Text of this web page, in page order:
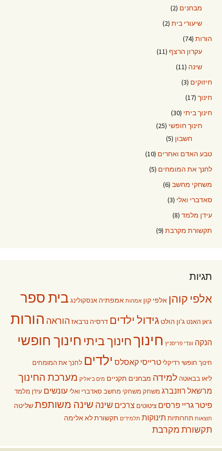
מבחנים (2)
שיעורי בית (2)
הורות (74)
עקרון הרצף (11)
שינה (11)
חיזוקים (3)
חינוך (17)
חינוך ביתי (30)
חינוך חופשי (25)
חשבון (5)
טבע האדם ואחרים (10)
לחנך את המומחים (5)
משחקי מחשב (6)
סאדברי ואלי (3)
עידן מלמד (8)
תקשורת מקרבת (9)
תגיות
אלפי קוהן אלפי קון אמהות אמפתיה אנסקולינג בית ספר
ג'אן האנט ג'ון הולט גידול ילדים דרסיה נרבאז הוראה הורות
הנקה וונדי פריסניץ חינוךחינוך ביתי חינוך חופשי
חינוך חופשי רדיקלי טרייסי קאסלס ילדים לחנך את המומחים
ליאו בבאוטה למידה מבחנים תקניים מים ביאליק מערכת החינוך
מרשאל רוזנברג משחק משחקי מחשב סאדברי ואלי עונשים עידן מלמד
פיטר גריי פרסים ציטוטים צרכים שינה שינה משותפתשליטה
תוצאות תחרותיות תינוקות תלמידים תקשורת לא אלימה
תקשורת מקרבת